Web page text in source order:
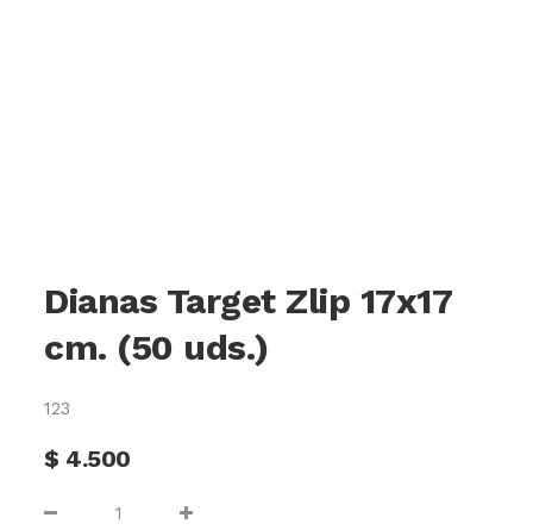
Dianas Target Zlip 17x17
cm. (50 uds.)
123
$ 4.500